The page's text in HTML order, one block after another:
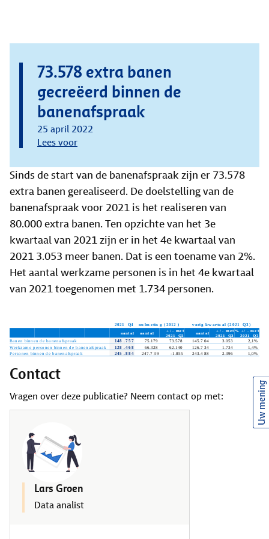
73.578 extra banen
gecreëerd binnen de
banenafspraak
25 april 2022
Lees voor
Sinds de start van de banenafspraak zijn er 73.578
extra banen gerealiseerd. De doelstelling van de
banenafspraak voor 2021 is het realiseren van
80.000 extra banen. Ten opzichte van het 3e
kwartaal van 2021 zijn er in het 4e kwartaal van
2021 3.053 meer banen. Dat is een toename van 2%.
Het aantal werkzame personen is in het 4e kwartaal
van 2021 toegenomen met 1.734 personen.
Contact
Vragen over deze publicatie? Neem contact op met:
Lars Groen
Data analist
Uw mening